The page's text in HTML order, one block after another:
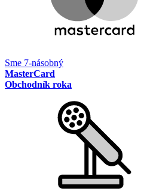
Sme 7-násobný
MasterCard
Obchodník roka